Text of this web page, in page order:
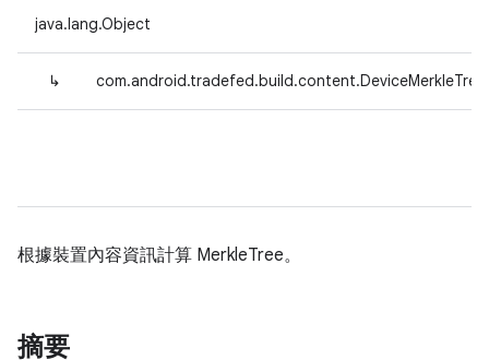
java.lang.Object
↳ com.android.tradefed.build.content.DeviceMerkleTree
根據裝置內容資訊計算 MerkleTree。
摘要